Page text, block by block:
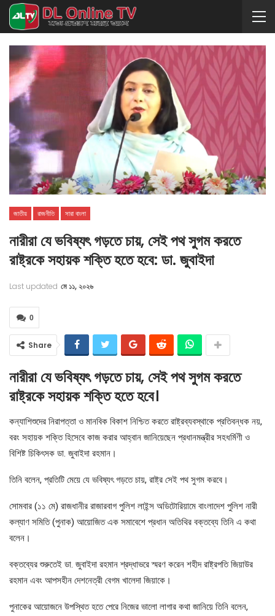
জাতীয় রাজনীতি সারা বাংলা
নারীরা যে ভবিষ্যৎ গড়তে চায়, সেই পথ সুগম করতে
রাষ্ট্রকে সহায়ক শক্তি হতে হবে: ডা. জুবাইদা
Last updated মে ১১, ২০২৬
0
Share
নারীরা যে ভবিষ্যৎ গড়তে চায়, সেই পথ সুগম করতে
রাষ্ট্রকে সহায়ক শক্তি হতে হবে।
কন্যাশিশুদের নিরাপত্তা ও মানবিক বিকাশ নিশ্চিত করতে রাষ্ট্রব্যবস্থাকে প্রতিবন্ধক নয়,
বরং সহায়ক শক্তি হিসেবে কাজ করার আহ্বান জানিয়েছেন প্রধানমন্ত্রীর সহধর্মিণী ও
বিশিষ্ট চিকিৎসক ডা. জুবাইদা রহমান।
তিনি বলেন, প্রতিটি মেয়ে যে ভবিষ্যৎ গড়তে চায়, রাষ্ট্র সেই পথ সুগম করবে।
সোমবার (১১ মে) রাজধানীর রাজারবাগ পুলিশ লাইন্স অডিটোরিয়ামে বাংলাদেশ পুলিশ নারী
কল্যাণ সমিতি (পুনাক) আয়োজিত এক সমাবেশে প্রধান অতিথির বক্তব্যে তিনি এ কথা
বলেন।
বক্তব্যের শুরুতেই ডা. জুবাইদা রহমান শ্রদ্ধাভরে স্মরণ করেন শহীদ রাষ্ট্রপতি জিয়াউর
রহমান এবং আপসহীন দেশনেত্রী বেগম খালেদা জিয়াকে।
পুনাকের আয়োজনে উপস্থিত হতে পেরে নিজের ভালো লাগার কথা জানিয়ে তিনি বলেন,